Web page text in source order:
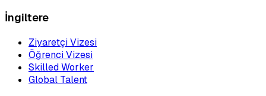
İngiltere
Ziyaretçi Vizesi
Öğrenci Vizesi
Skilled Worker
Global Talent